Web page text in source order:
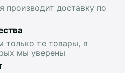
производит доставку по
только те товары, в
мы уверены